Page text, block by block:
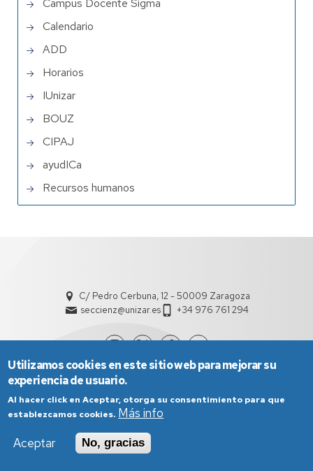
Campus Docente Sigma
Calendario
ADD
Horarios
IUnizar
BOUZ
CIPAJ
ayudICa
Recursos humanos
C/ Pedro Cerbuna, 12 - 50009 Zaragoza
seccienz@unizar.es
+34 976 761 294
Aviso Legal
Condiciones generales de uso
Política de Privacidad
Utilizamos cookies en este sitio web para mejorar su
experiencia de usuario.
Al hacer click en Aceptar, otorga su consentimiento para que
establezcamos cookies. Más info
Aceptar
No, gracias